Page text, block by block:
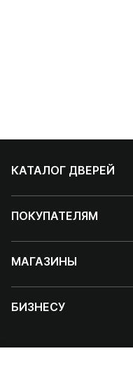
КАТАЛОГ ДВЕРЕЙ
ПОКУПАТЕЛЯМ
МАГАЗИНЫ
БИЗНЕСУ